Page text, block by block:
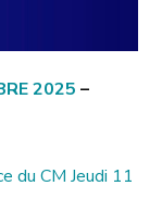
2025 –
du CM Jeudi 11